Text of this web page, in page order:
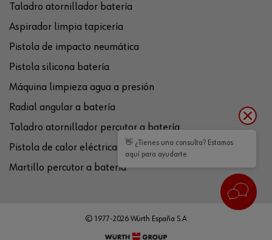
Taladro atornillador batería
Aspirador limpia tapicería
Pistola de impacto neumática
Pistola silicona batería
Máquina limpieza agua a presión
Radial angular a batería
Taladro atornillador percutor a batería
Pistola de calor eléctrica
Martillo percutor a batería
© 1977-2026 Würth España S.A
👋 ¿Tienes una consulta? Estamos
aquí para ayudarte.